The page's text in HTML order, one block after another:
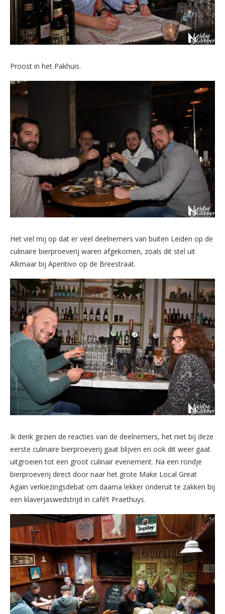
Proost in het Pakhuis.
Het viel mij op dat er veel deelnemers van buiten Leiden op de
culinaire bierproeverij waren afgekomen, zoals dit stel uit
Alkmaar bij Aperitivo op de Breestraat.
Ik denk gezien de reacties van de deelnemers, het niet bij deze
eerste culinaire bierproeverij gaat blijven en ook dit weer gaat
uitgroeien tot een groot culinair evenement. Na een rondje
bierproeverij direct door naar het grote Make Local Great
Again verkiezingsdebat om daarna lekker onderuit te zakken bij
een klaverjaswedstrijd in café’t Praethuys.